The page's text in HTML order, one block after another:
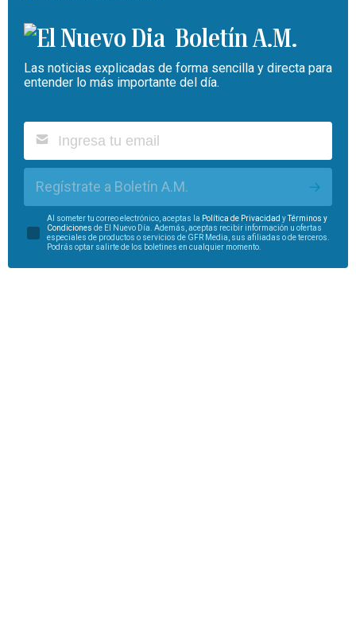
Boletín A.M.
Las noticias explicadas de forma sencilla y directa para
entender lo más importante del día.
Regístrate a Boletín A.M.
Al someter tu correo electrónico, aceptas la Política de Privacidad yTérminos y
Condiciones de El Nuevo Día. Además, aceptas recibir información u ofertas
especiales de productos o servicios de GFR Media, sus afiliadas o de terceros.
Podrás optar salirte de los boletines en cualquier momento.